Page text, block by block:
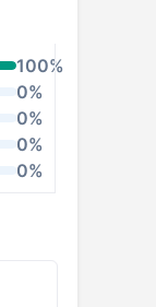
100%
0%
0%
0%
0%